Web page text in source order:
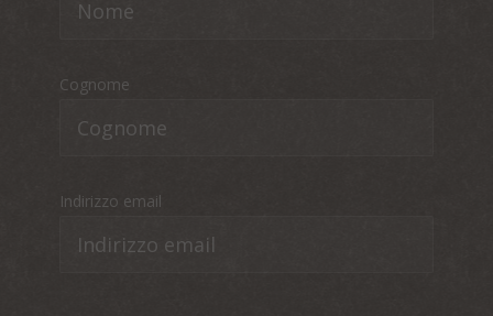
Cognome
Indirizzo email